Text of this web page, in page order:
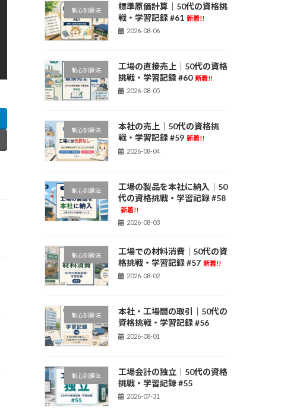
制心訓練法
標準原価計算｜50代の資格挑
戦・学習記録 #61 新着!!
2026-08-06
制心訓練法
工場の直接売上｜50代の資格
挑戦・学習記録 #60 新着!!
2026-08-05
制心訓練法
本社の売上｜50代の資格挑
戦・学習記録 #59 新着!!
2026-08-04
制心訓練法
工場の製品を本社に納入｜50
代の資格挑戦・学習記録 #58
新着!!
2026-08-03
制心訓練法
工場での材料消費｜50代の資
格挑戦・学習記録 #57 新着!!
2026-08-02
制心訓練法
本社・工場間の取引｜50代の
資格挑戦・学習記録 #56
2026-08-01
制心訓練法
工場会計の独立｜50代の資格
挑戦・学習記録 #55
2026-07-31